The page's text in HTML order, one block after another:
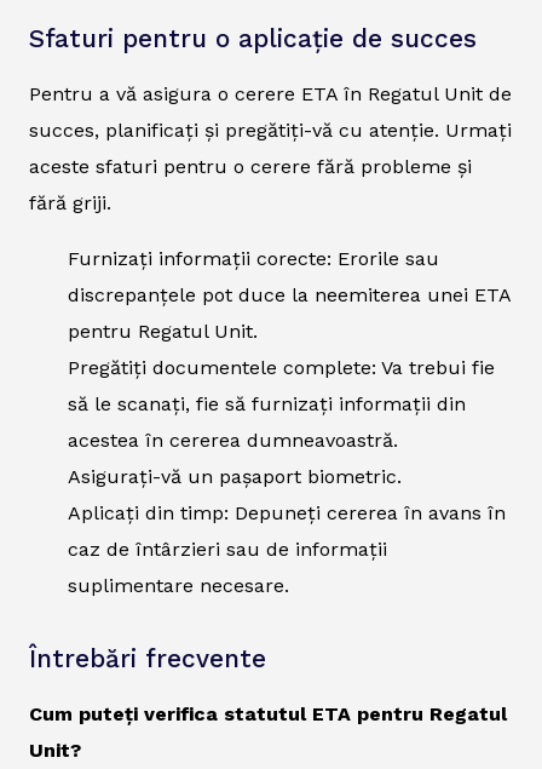
Sfaturi pentru o aplicație de succes
Pentru a vă asigura o cerere ETA în Regatul Unit de
succes, planificați și pregătiți-vă cu atenție. Urmați
aceste sfaturi pentru o cerere fără probleme și
fără griji.
Furnizați informații corecte: Erorile sau
discrepanțele pot duce la neemiterea unei ETA
pentru Regatul Unit.
Pregătiți documentele complete: Va trebui fie
să le scanați, fie să furnizați informații din
acestea în cererea dumneavoastră.
Asigurați-vă un pașaport biometric.
Aplicați din timp: Depuneți cererea în avans în
caz de întârzieri sau de informații
suplimentare necesare.
Întrebări frecvente
Cum puteți verifica statutul ETA pentru Regatul
Unit?